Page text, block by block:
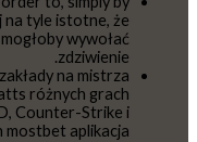
na tyle istotne, że
wywołać
zdziwienie.
na mistrza
różnych grach
Counter-Strike i
mostbet aplikacja.